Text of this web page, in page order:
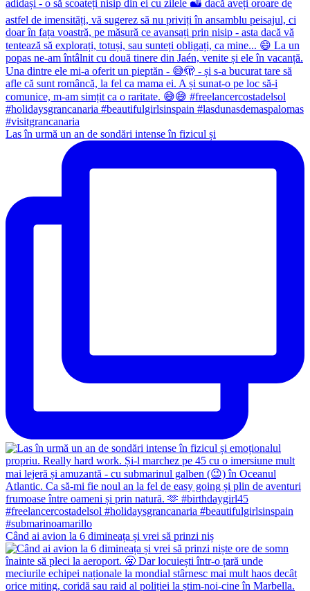
Las în urmă un an de sondări intense în fizicul și
Când ai avion la 6 dimineața și vrei să prinzi niș